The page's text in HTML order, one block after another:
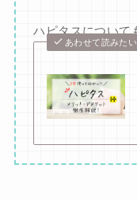
ハピタスについて
あわせて読みたい